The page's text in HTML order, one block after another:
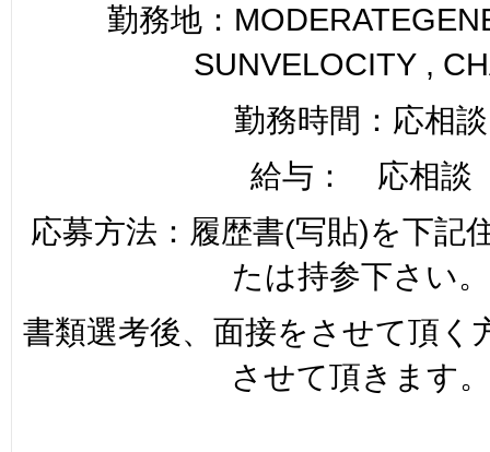
勤務地：
SUNVELOCITY ,
勤務時間：応相談
給与： 応相談
応募方法：履歴書(写貼)を下記
たは持参下さい。
書類選考後、面接をさせて頂く
させて頂きます。